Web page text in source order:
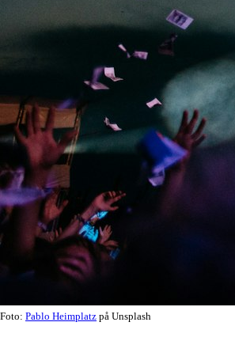
Foto: Pablo Heimplatz på Unsplash